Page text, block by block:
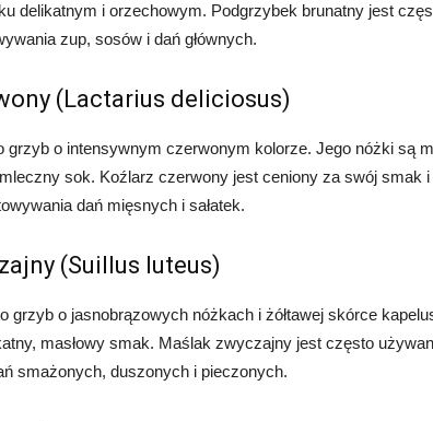
delikatnym i orzechowym. Podgrzybek brunatny jest
zup, sosów i dań głównych.
(Lactarius deliciosus)
grzyb o intensywnym czerwonym kolorze. Jego nóżki są
sok. Koźlarz czerwony jest ceniony za swój smak
dań mięsnych i sałatek.
(Suillus luteus)
grzyb o jasnobrązowych nóżkach i żółtawej skórce
masłowy smak. Maślak zwyczajny jest często
smażonych, duszonych i pieczonych.